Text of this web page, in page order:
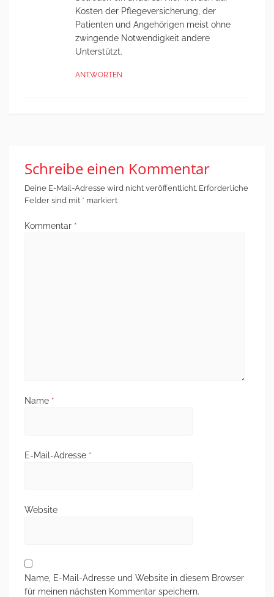
Kosten der Pflegeversicherung, der
Patienten und Angehörigen meist ohne
zwingende Notwendigkeit andere
Unterstützt.
ANTWORTEN
Schreibe einen Kommentar
Deine E-Mail-Adresse wird nicht veröffentlicht. Erforderliche
Felder sind mit * markiert
Kommentar *
Name *
E-Mail-Adresse *
Website
Name, E-Mail-Adresse und Website in diesem Browser
für meinen nächsten Kommentar speichern.